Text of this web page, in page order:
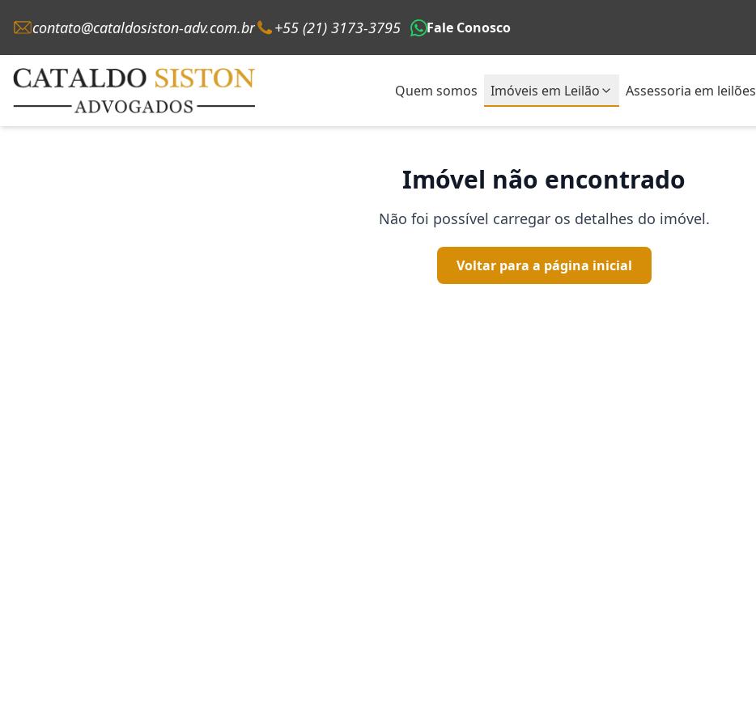
contato@cataldosiston-adv.com.br +55 (21) 3173-3795 Fale Conosco
Quem somos Imóveis em Leilão Assessoria em leilões
Imóvel não encontrado
Não foi possível carregar os detalhes do imóvel.
Voltar para a página inicial